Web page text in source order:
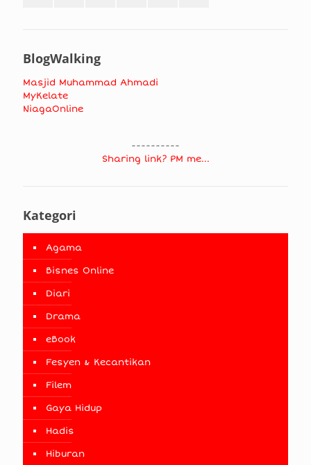
BlogWalking
Masjid Muhammad Ahmadi
MyKelate
NiagaOnline
----------
Sharing link? PM me...
Kategori
Agama
Bisnes Online
Diari
Drama
eBook
Fesyen & Kecantikan
Filem
Gaya Hidup
Hadis
Hiburan